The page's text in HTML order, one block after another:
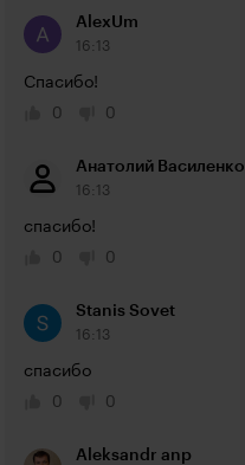
AlexUm
16:13
Спасибо!
0
0
Анатолий Василенко
16:13
спасибо!
0
0
Stanis Sovet
16:13
спасибо
0
0
Aleksandr anp